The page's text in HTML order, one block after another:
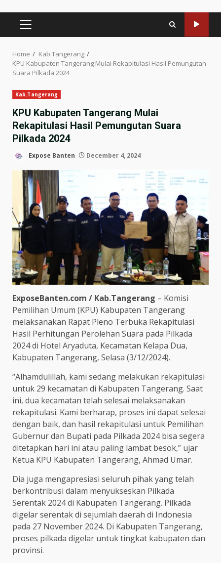
PRIMARY
MENU
Home
Kab.Tangerang
KPU Kabupaten Tangerang Mulai Rekapitulasi Hasil Pemungutan
Suara Pilkada 2024
Kab.Tangerang
KPU Kabupaten Tangerang Mulai
Rekapitulasi Hasil Pemungutan Suara
Pilkada 2024
Expose Banten December 4, 2024
ExposeBanten.com / Kab.Tangerang – Komisi
Pemilihan Umum (KPU) Kabupaten Tangerang
melaksanakan Rapat Pleno Terbuka Rekapitulasi
Hasil Perhitungan Perolehan Suara pada Pilkada
2024 di Hotel Aryaduta, Kecamatan Kelapa Dua,
Kabupaten Tangerang, Selasa (3/12/2024).
“Alhamdulillah, kami sedang melakukan rekapitulasi
untuk 29 kecamatan di Kabupaten Tangerang. Saat
ini, dua kecamatan telah selesai melaksanakan
rekapitulasi. Kami berharap, proses ini dapat selesai
dengan baik, dan hasil rekapitulasi untuk Pemilihan
Gubernur dan Bupati pada Pilkada 2024 bisa segera
ditetapkan hari ini atau paling lambat besok,” ujar
Ketua KPU Kabupaten Tangerang, Ahmad Umar.
Dia juga mengapresiasi seluruh pihak yang telah
berkontribusi dalam menyukseskan Pilkada
Serentak 2024 di Kabupaten Tangerang. Pilkada
digelar serentak di sejumlah daerah di Indonesia
pada 27 November 2024. Di Kabupaten Tangerang,
proses pilkada digelar untuk tingkat kabupaten dan
provinsi.